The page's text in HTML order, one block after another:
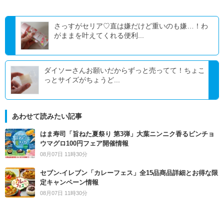
さっすがセリア♡直は嫌だけど重いのも嫌…！わ
がままを叶えてくれる便利...
ダイソーさんお願いだからずっと売ってて！ちょこ
っとサイズがちょうど...
あわせて読みたい記事
はま寿司「旨ねた夏祭り 第3弾」大葉ニンニク香るビンチョ
ウマグロ100円フェア開催情報
08月07日 11時30分
セブン‐イレブン「カレーフェス」全15品商品詳細とお得な限
定キャンペーン情報
08月07日 11時30分